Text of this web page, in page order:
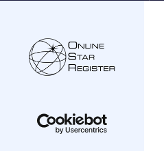
Servizio Clienti:help@osr.org